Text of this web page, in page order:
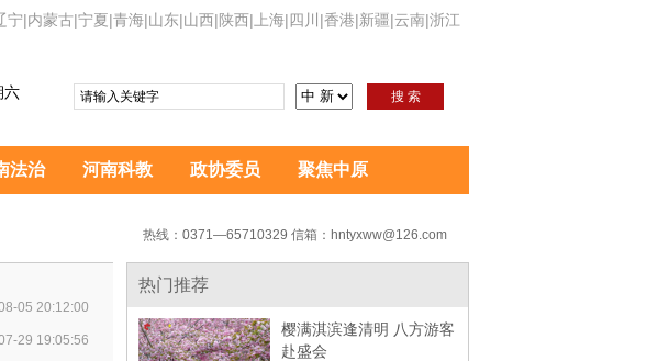
宁|内蒙古|宁夏|青海|山东|山西|陕西| 上海|四川 |香港|新疆|云南|浙江
六 搜 索
法治 河南科教 政协委员 聚焦中原
热线：0371—65710329 信箱：hntyxww@126.com
05 20:12:00
29 19:05:56
热门推荐
樱满淇滨逢清明 八方游客
赴盛会